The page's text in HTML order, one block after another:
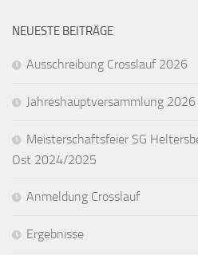
NEUESTE BEITRÄGE
Ausschreibung Crosslauf 2026
Jahreshauptversammlung 2026
Meisterschaftsfeier SG
Ost 2024/2025
Anmeldung Crosslauf
Ergebnisse